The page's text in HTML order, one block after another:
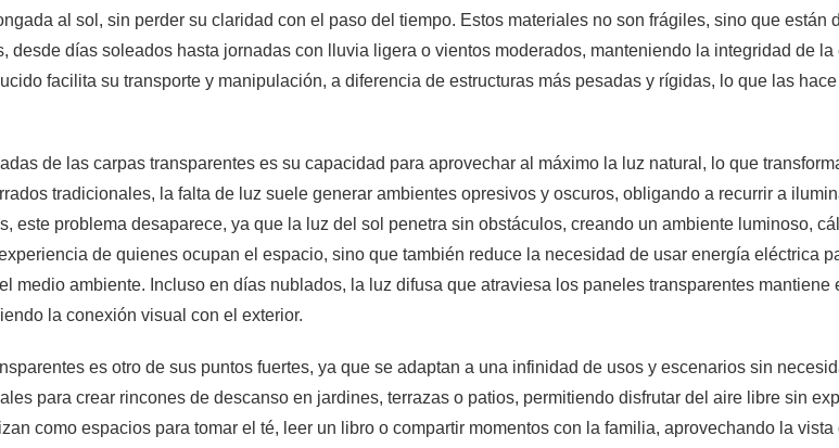
al sol, sin perder su claridad con el paso del tiempo. Estos materiales no son frágiles, sino que están
desde días soleados hasta jornadas con lluvia ligera o vientos moderados, manteniendo la integridad de
facilita su transporte y manipulación, a diferencia de estructuras más pesadas y rígidas, lo que las
de las carpas transparentes es su capacidad para aprovechar al máximo la luz natural, lo que
tradicionales, la falta de luz suele generar ambientes opresivos y oscuros, obligando a recurrir a
este problema desaparece, ya que la luz del sol penetra sin obstáculos, creando un ambiente luminoso,
de quienes ocupan el espacio, sino que también reduce la necesidad de usar energía eléctrica
medio ambiente. Incluso en días nublados, la luz difusa que atraviesa los paneles transparentes
la conexión visual con el exterior.
es otro de sus puntos fuertes, ya que se adaptan a una infinidad de usos y escenarios sin
para crear rincones de descanso en jardines, terrazas o patios, permitiendo disfrutar del aire libre sin
como espacios para tomar el té, leer un libro o compartir momentos con la familia, aprovechando la